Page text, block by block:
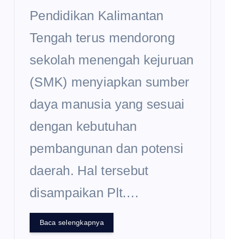
Pendidikan Kalimantan
Tengah terus mendorong
sekolah menengah kejuruan
(SMK) menyiapkan sumber
daya manusia yang sesuai
dengan kebutuhan
pembangunan dan potensi
daerah. Hal tersebut
disampaikan Plt.…
Baca selengkapnya